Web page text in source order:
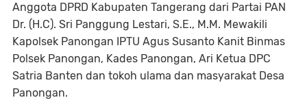
Anggota DPRD Kabupaten Tangerang dari Partai PAN
Dr. (H.C). Sri Panggung Lestari, S.E., M.M. Mewakili
Kapolsek Panongan IPTU Agus Susanto Kanit Binmas
Polsek Panongan, Kades Panongan, Ari Ketua DPC
Satria Banten dan tokoh ulama dan masyarakat Desa
Panongan.